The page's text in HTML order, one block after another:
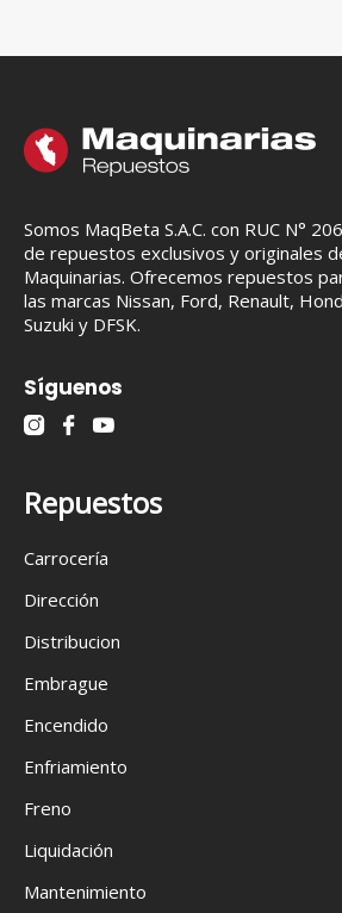
Somos MaqBeta S.A.C. con RUC N°
de repuestos exclusivos y originales
Maquinarias. Ofrecemos repuestos
las marcas Nissan, Ford, Renault,
Suzuki y DFSK.
Síguenos
Repuestos
Carrocería
Dirección
Distribucion
Embrague
Encendido
Enfriamiento
Freno
Liquidación
Mantenimiento